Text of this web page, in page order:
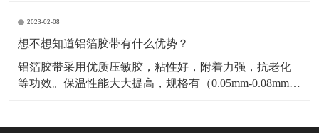
机，笔记电脑和其他数码产品之中。​铜箔胶带具有低表
面氧气特性，可以附着与各种不同基材，如金属，绝缘
材料等
2023-02-08
想不想知道铝箔胶带有什么优势？
铝箔胶带采用优质压敏胶，粘性好，附着力强，抗老化
等功效。保温性能大大提高，规格有（0.05mm-0.08mm）